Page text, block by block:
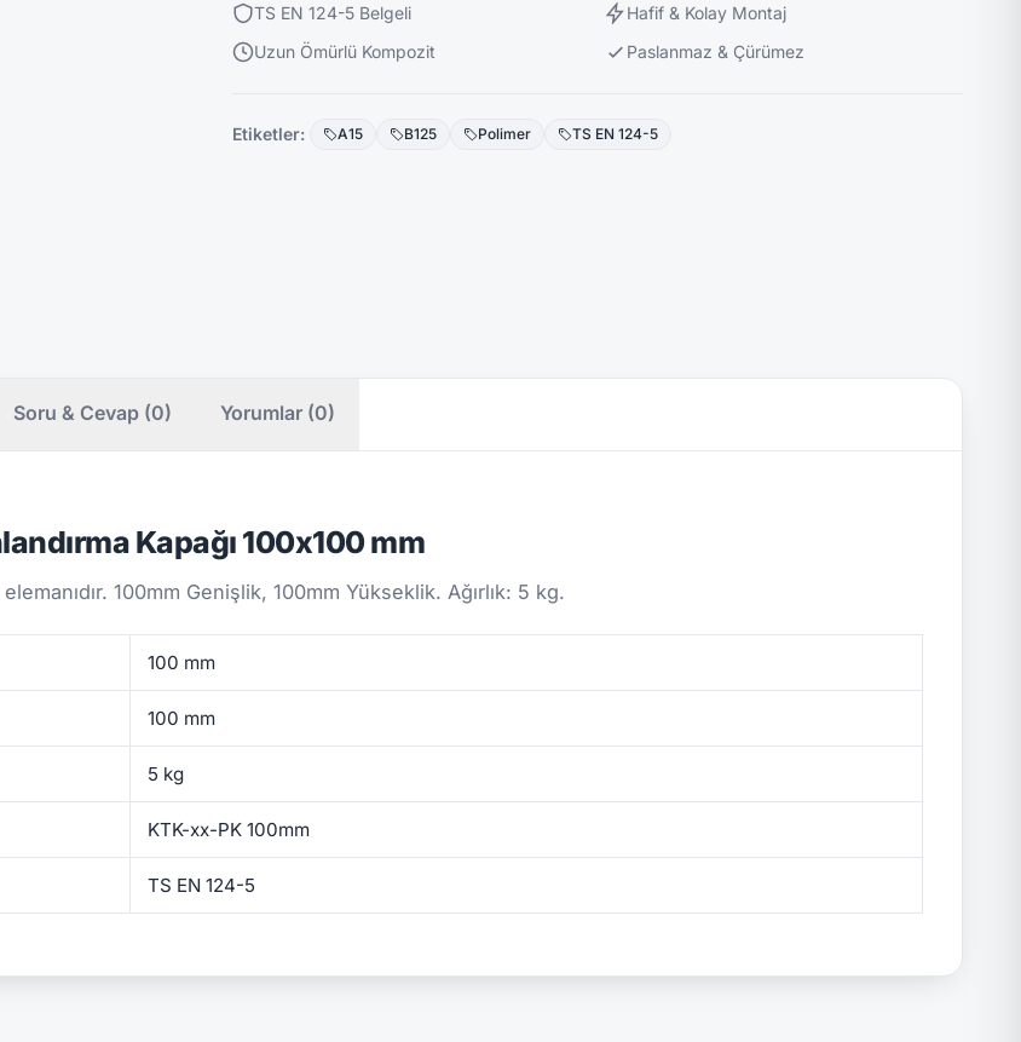
TS EN 124-5 Belgeli
Hafif & Kolay Montaj
Uzun Ömürlü Kompozit
Paslanmaz & Çürümez
Etiketler: A15 B125 Polimer TS EN 124-5
Soru & Cevap (0) Yorumlar (0)
Kapağı 100x100 mm
100mm Genişlik, 100mm Yükseklik. Ağırlık: 5 kg.
100 mm
100 mm
5 kg
KTK-xx-PK 100mm
TS EN 124-5